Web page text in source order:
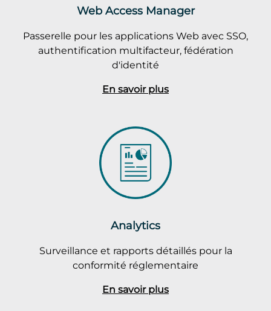
Web Access Manager
Passerelle pour les applications Web avec SSO,
authentification multifacteur, fédération
d'identité
En savoir plus
Analytics
Surveillance et rapports détaillés pour la
conformité réglementaire
En savoir plus